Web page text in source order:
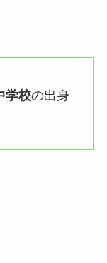
学校の出身